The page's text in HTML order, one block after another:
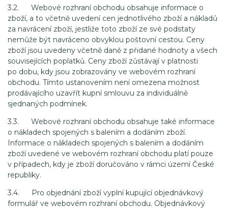
3.2. Webové rozhraní obchodu obsahuje informace o
zboží, a to včetně uvedení cen jednotlivého zboží a nákladů
za navrácení zboží, jestliže toto zboží ze své podstaty
nemůže být navráceno obvyklou poštovní cestou. Ceny
zboží jsou uvedeny včetně daně z přidané hodnoty a všech
souvisejících poplatků. Ceny zboží zůstávají v platnosti
po dobu, kdy jsou zobrazovány ve webovém rozhraní
obchodu. Tímto ustanovením není omezena možnost
prodávajícího uzavřít kupní smlouvu za individuálně
sjednaných podmínek.
3.3. Webové rozhraní obchodu obsahuje také informace
o nákladech spojených s balením a dodáním zboží.
Informace o nákladech spojených s balením a dodáním
zboží uvedené ve webovém rozhraní obchodu platí pouze
v případech, kdy je zboží doručováno v rámci území České
republiky.
3.4. Pro objednání zboží vyplní kupující objednávkový
formulář ve webovém rozhraní obchodu. Objednávkový